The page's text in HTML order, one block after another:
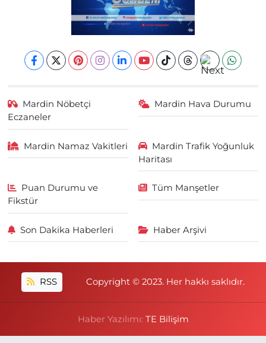
Mardin Nöbetçi
Eczaneler
Mardin Hava Durumu
Mardin Namaz Vakitleri
Mardin Trafik Yoğunluk
Haritası
Puan Durumu ve
Fikstür
Tüm Manşetler
Son Dakika Haberleri Haber Arşivi
RSS Copyright © 2023. Her hakkı saklıdır.
Haber Yazılımı: TE Bilişim